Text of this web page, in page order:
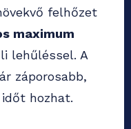
felhőzet
maximum
lehűléssel. A
záporosabb,
hozhat.